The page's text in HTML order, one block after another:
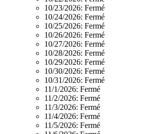
10/23/2026: Fermé
10/24/2026: Fermé
10/25/2026: Fermé
10/26/2026: Fermé
10/27/2026: Fermé
10/28/2026: Fermé
10/29/2026: Fermé
10/30/2026: Fermé
10/31/2026: Fermé
11/1/2026: Fermé
11/2/2026: Fermé
11/3/2026: Fermé
11/4/2026: Fermé
11/5/2026: Fermé